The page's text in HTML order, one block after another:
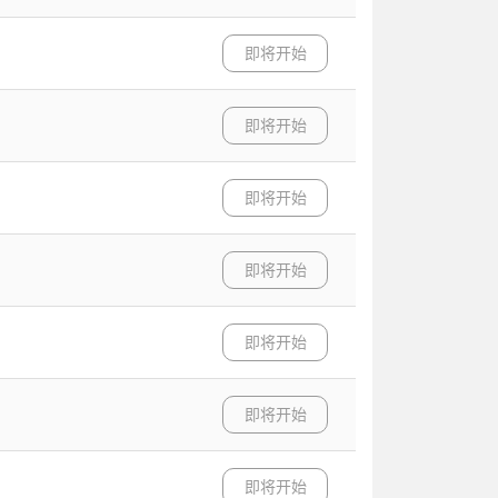
即将开始
即将开始
即将开始
即将开始
即将开始
即将开始
即将开始